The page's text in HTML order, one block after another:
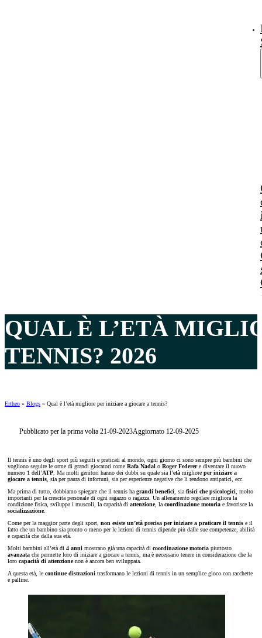
QUAL È L’ETÀ
TENNIS? 2026
Ertheo » Blogs » Qual è l’età migliore per iniziare a giocare a tennis?
Pubblicato per la prima volta 21-09-2023Aggiornato 12-09-2025
Il tennis è uno degli sport più seguiti e praticati al mondo, ogni giorno ci sono sempre più bambini che
vogliono seguire le orme di grandi giocatori come Rafa Nadal o Roger Federere diventare il nuovo
numero 1 dell’ATP . Ma molti genitori hanno dei dubbi su quale sia l’età migliore per iniziare a
giocare a tennis , sia per paura di infortuni, sia per esperienze negative che li rendono antipatici, ecc.
Ma prima di tutto, dobbiamo spiegare che il tennis ha grandi benefici , sia fisici che psicologici , molto
importanti per la crescita personale di ogni ragazzo o ragazza. Un allenamento regolare migliora la
condizione fisica, sviluppa i muscoli, la capacità di attenzione, la coordinazione motoria e favorisce la
socializzazione.
Come per la maggior parte degli sport, non esiste un’età precisa per iniziare a praticare il tennis e il
fatto che un bambino sia pronto o meno per le lezioni di tennis dipende più dalle sue competenze, abilità
e capacità che dalla sua età.
Molti bambini all’età di 4 anni mostrano già una capacità di coordinazione motoria piuttosto
avanzata che permette loro di iniziare a giocare a tennis, ma è necessario tenere in considerazione che la
loro capacità di attenzionenon è ancora ben sviluppata.
A questa età, le continue distrazioni trasformano le lezioni di tennis in un semplice gioco con racchette
e palline.